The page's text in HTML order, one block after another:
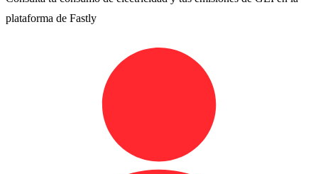
plataforma de Fastly